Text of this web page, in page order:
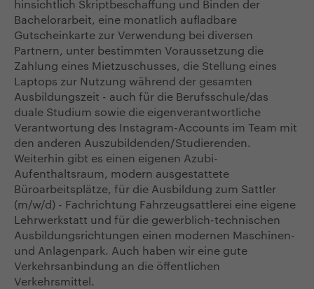
hinsichtlich Skriptbeschaffung und Binden der
Bachelorarbeit, eine monatlich aufladbare
Gutscheinkarte zur Verwendung bei diversen
Partnern, unter bestimmten Voraussetzung die
Zahlung eines Mietzuschusses, die Stellung eines
Laptops zur Nutzung während der gesamten
Ausbildungszeit - auch für die Berufsschule/das
duale Studium sowie die eigenverantwortliche
Verantwortung des Instagram-Accounts im Team mit
den anderen Auszubildenden/Studierenden.
Weiterhin gibt es einen eigenen Azubi-
Aufenthaltsraum, modern ausgestattete
Büroarbeitsplätze, für die Ausbildung zum Sattler
(m/w/d) - Fachrichtung Fahrzeugsattlerei eine eigene
Lehrwerkstatt und für die gewerblich-technischen
Ausbildungsrichtungen einen modernen Maschinen-
und Anlagenpark. Auch haben wir eine gute
Verkehrsanbindung an die öffentlichen
Verkehrsmittel.